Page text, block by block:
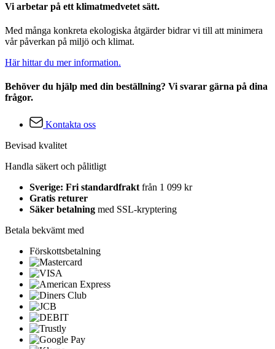
Vi arbetar på ett klimatmedvetet sätt.
Med många konkreta ekologiska åtgärder bidrar vi till att minimera
vår påverkan på miljö och klimat.
Här hittar du mer information.
Behöver du hjälp med din beställning? Vi svarar gärna på dina
frågor.
Kontakta oss
Bevisad kvalitet
Handla säkert och pålitligt
Sverige: Fri standardfrakt från 1 099 kr
Gratis returer
Säker betalning med SSL-kryptering
Betala bekvämt med
Förskottsbetalning